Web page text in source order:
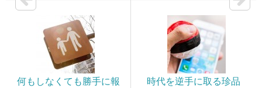
何もしなくても勝手に報
時代を逆手に取る珍品